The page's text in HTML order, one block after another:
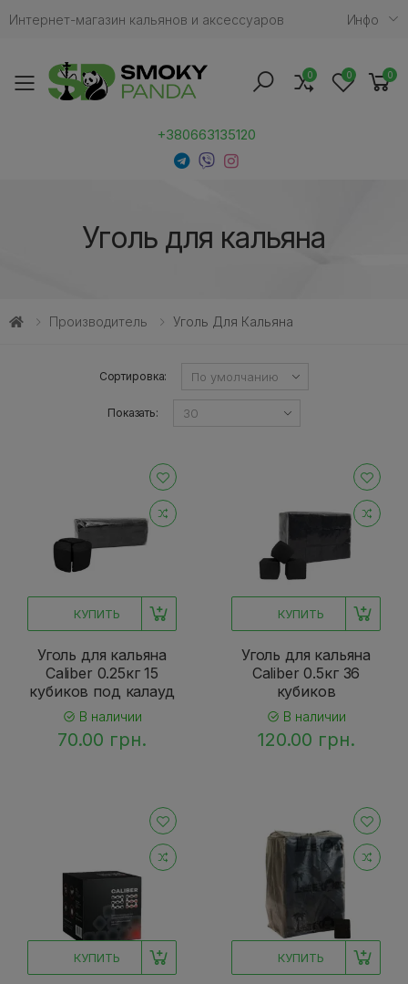
Интернет-магазин кальянов и аксессуаров Инфо
Toggle mobile menu
+380663135120
0 0 0
Уголь для кальяна
Производитель Уголь Для Кальяна
Сортировка:
Показать:
КУПИТЬ
Уголь для кальяна
Caliber 0.25кг 15
кубиков под калауд
В наличии
70.00 грн.
КУПИТЬ
Уголь для кальяна
Caliber 0.5кг 36
кубиков
В наличии
120.00 грн.
КУПИТЬ КУПИТЬ